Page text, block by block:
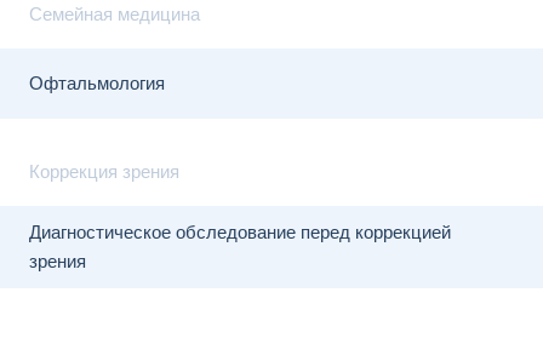
Семейная медицина
Офтальмология
Коррекция зрения
Диагностическое обследование перед коррекцией
зрения